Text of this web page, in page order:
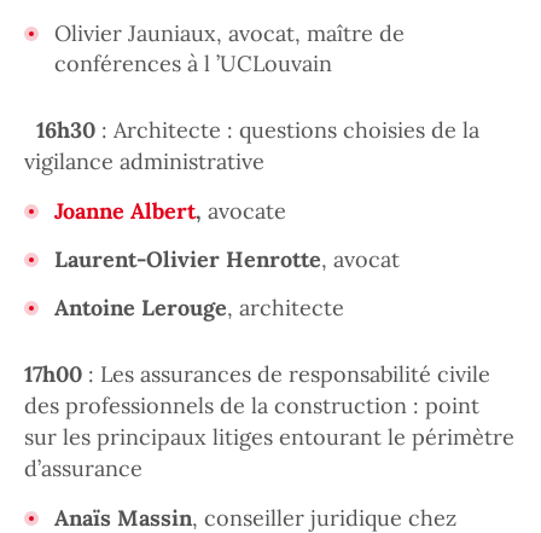
Olivier Jauniaux, avocat, maître de
conférences à l ’UCLouvain
16h30 : Architecte : questions choisies de la
vigilance administrative
Joanne Albert, avocate
Laurent-Olivier Henrotte, avocat
Antoine Lerouge, architecte
17h00 : Les assurances de responsabilité civile
des professionnels de la construction : point
sur les principaux litiges entourant le périmètre
d’assurance
Anaïs Massin, conseiller juridique chez